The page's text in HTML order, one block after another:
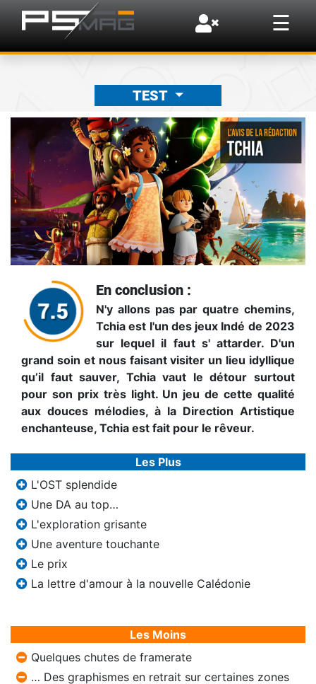
☰
×
TEST
En conclusion :
N'y allons pas par quatre chemins,
Tchia est l'un des jeux Indé de 2023
sur lequel il faut s' attarder. D'un
grand soin et nous faisant visiter un lieu idyllique
qu’il faut sauver, Tchia vaut le détour surtout
pour son prix très light. Un jeu de cette qualité
aux douces mélodies, à la Direction Artistique
enchanteuse, Tchia est fait pour le rêveur.
Les Plus
L'OST splendide
Une DA au top…
L'exploration grisante
Une aventure touchante
Le prix
La lettre d'amour à la nouvelle Calédonie
Les Moins
Quelques chutes de framerate
… Des graphismes en retrait sur certaines zones